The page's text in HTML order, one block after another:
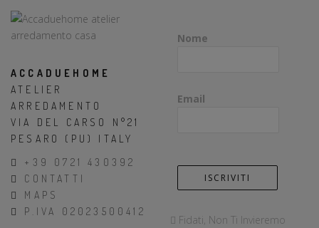
ACCADUEHOME
ATELIER
ARREDAMENTO
VIA DEL CARSO N°21
PESARO (PU) ITALY
+39 0721 430392
CONTATTI
MAPS
P.IVA 02023500412
Nome
Email
Fidati, Non Ti Invieremo